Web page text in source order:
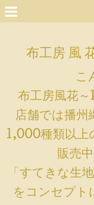
布工房 風
こ
布工房風花
店舗では播州
1,000種類以上
販売
「すてきな生
をコンセプト